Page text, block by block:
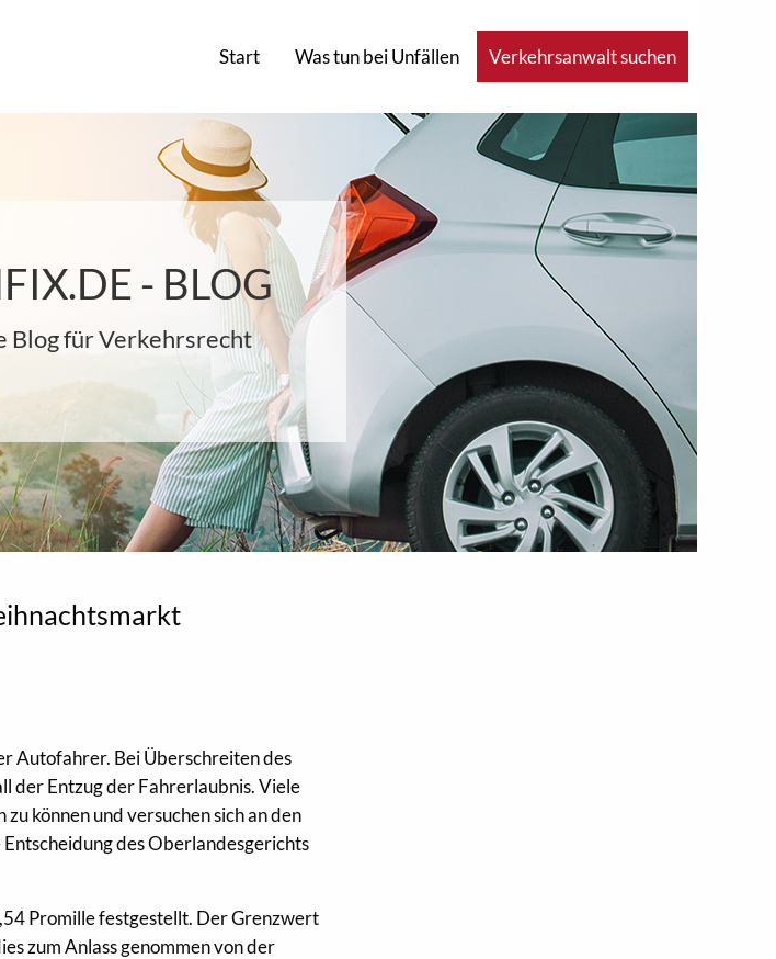
Start Was tun bei Unfällen Verkehrsanwalt suchen
- BLOG
Blog für Verkehrsrecht
Autofahrer. Bei Überschreiten des
der Entzug der Fahrerlaubnis. Viele
können und versuchen sich an den
des Oberlandesgerichts
Promille festgestellt. Der Grenzwert
zum Anlass genommen von der